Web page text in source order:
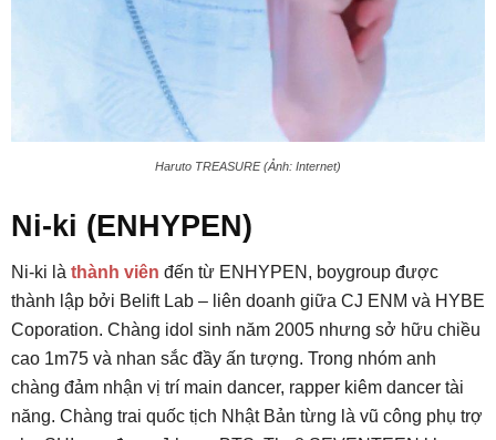
Haruto TREASURE (Ảnh: Internet)
Ni-ki (ENHYPEN)
Ni-ki là thành viên đến từ ENHYPEN, boygroup được
thành lập bởi Belift Lab – liên doanh giữa CJ ENM và HYBE
Coporation. Chàng idol sinh năm 2005 nhưng sở hữu chiều
cao 1m75 và nhan sắc đầy ấn tượng. Trong nhóm anh
chàng đảm nhận vị trí main dancer, rapper kiêm dancer tài
năng. Chàng trai quốc tịch Nhật Bản từng là vũ công phụ trợ